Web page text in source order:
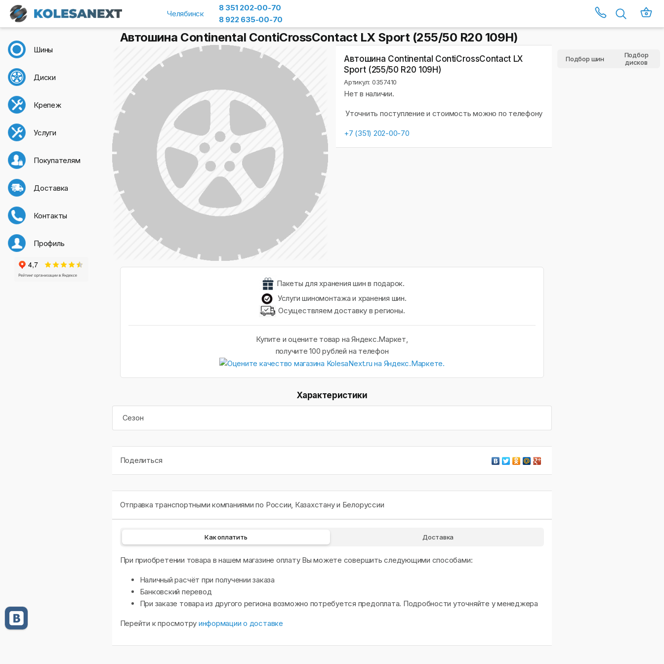
Челябинск
8 351 202-00-70
8 922 635-00-70
Шины
Диски
Крепеж
Услуги
Покупателям
Доставка
Контакты
Профиль
Автошина Continental ContiCrossContact LX Sport (255/50 R20 109H)
Автошина Continental ContiCrossContact LX
Sport (255/50 R20 109H)
Артикул: 0357410
Нет в наличии.
Уточнить поступление и стоимость можно по телефону
+7 (351) 202-00-70
Пакеты для хранения шин в подарок.
Услуги шиномонтажа и хранения шин.
Осуществляем доставку в регионы.
Купите и оцените товар на Яндекс.Маркет,
получите 100 рублей на телефон
Характеристики
Сезон
Поделиться
Отправка транспортными компаниями по России, Казахстану и Белоруссии
Как оплатить Доставка
При приобретении товара в нашем магазине оплату Вы можете совершить следующими способами:
Наличный расчёт при получении заказа
Банковский перевод
При заказе товара из другого региона возможно потребуется предоплата. Подробности уточняйте у менеджера
Перейти к просмотру информации о доставке
Подбор шин
Подбор
дисков